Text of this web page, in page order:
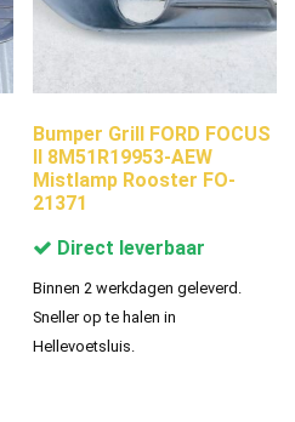
Bumper Grill FORD FOCUS
II 8M51R19953-AEW
Mistlamp Rooster FO-
21371
Direct leverbaar
Binnen 2 werkdagen geleverd.
Sneller op te halen in
Hellevoetsluis.